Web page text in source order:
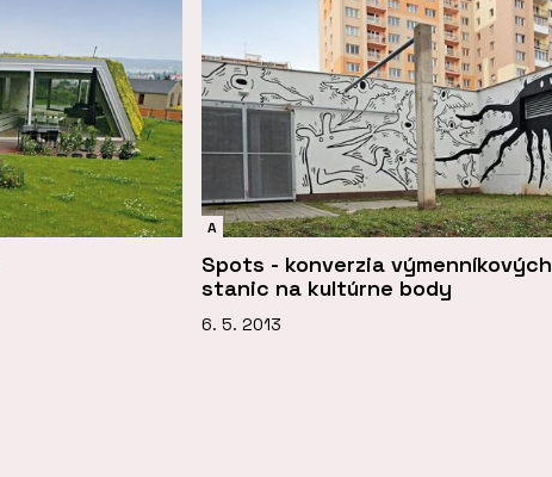
A
Spots - konverzia výmenníkových
stanic na kultúrne body
6. 5. 2013